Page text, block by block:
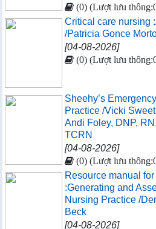
(0) (Lượt lưu
Critical care nursing
/Patricia Gonce
[04-08-2026]
(0) (Lượt lưu
Sheehy’s
Practice /Vicki
Andi Foley, DNP,
TCRN
[04-08-2026]
(0) (Lượt lưu
Resource manual
:Generating and
Nursing Practice /
Beck
[04-08-2026]